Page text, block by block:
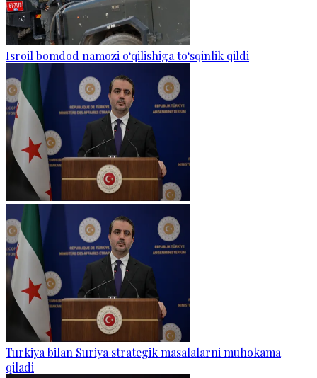
Isroil bomdod namozi o‘qilishiga to‘sqinlik qildi
Turkiya bilan Suriya strategik masalalarni muhokama
qiladi